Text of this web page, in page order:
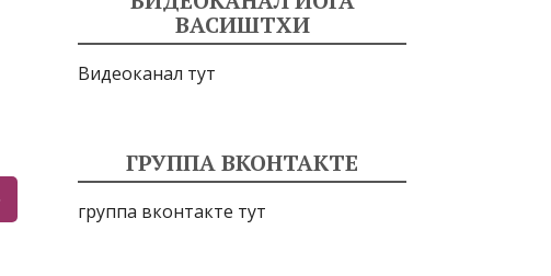
ВАСИШТХИ
Видеоканал тут
ГРУППА ВКОНТАКТЕ
группа вконтакте тут